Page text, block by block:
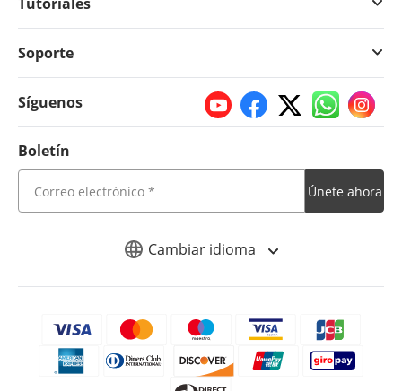
Cambiar idioma
Tutoriales
Soporte
Síguenos
Boletín
Únete ahora